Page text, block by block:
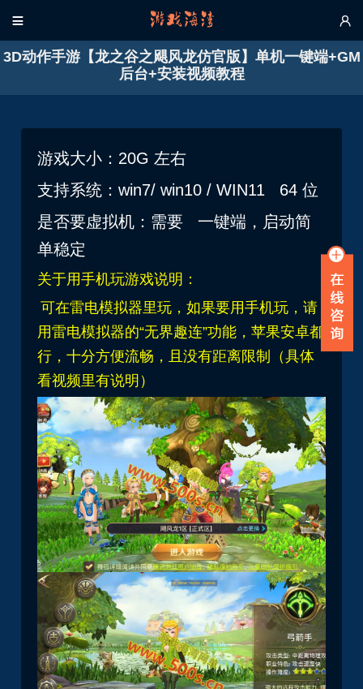
 
3D动作手游【龙之谷之飓风龙仿官版】单机一键端+GM
后台+安装视频教程
游戏大小：20G 左右
支持系统：win7/ win10 / WIN11 64 位
是否要虚拟机：需要 一键端，启动简
单稳定
关于用手机玩游戏说明：
可在雷电模拟器里玩，如果要用手机玩，请
用雷电模拟器的“无界趣连”功能，苹果安卓都
行，十分方便流畅，且没有距离限制（具体
看视频里有说明）